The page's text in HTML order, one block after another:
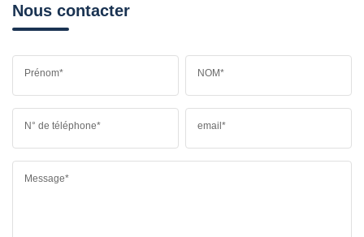
Nous contacter
Prénom* NOM*
N° de téléphone* email*
Message*